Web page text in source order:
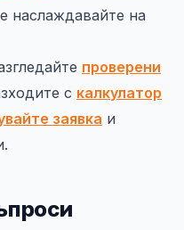
наслаждавайте на
проверени
с калкулатор
заявка и